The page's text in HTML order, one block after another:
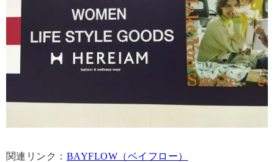
関連リンク： BAYFLOW（ベイフロー）